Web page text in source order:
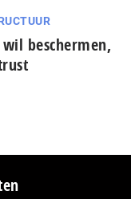
beschermen,